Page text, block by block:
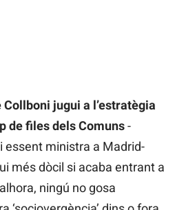
jugui a l’estratègia
de files dels Comuns-
essent ministra a Madrid-
més dòcil si acaba entrant a
ningú no gosa